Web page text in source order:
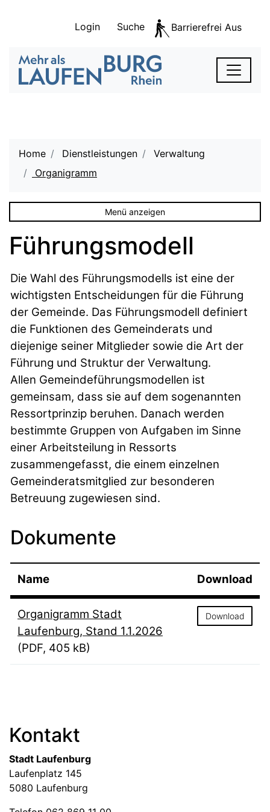
Direkt zum Stichwortverzeichnis
KopfzeileLogin Suche Barrierefrei Aus
Hauptnavigation
zur Startseite Laufenburg
Home Dienstleistungen
Verwaltung
Organigramm
Menü anzeigen
Führungsmodell
Die Wahl des Führungsmodells ist eine der
wichtigsten Entscheidungen für die Führung
der Gemeinde. Das Führungsmodell definiert
die Funktionen des Gemeinderats und
diejenige seiner Mitglieder sowie die Art der
Führung und Struktur der Verwaltung.
Allen Gemeindeführungsmodellen ist
gemeinsam, dass sie auf dem sogenannten
Ressortprinzip beruhen. Danach werden
bestimmte Gruppen von Aufgaben im Sinne
einer Arbeitsteilung in Ressorts
zusammengefasst, die einem einzelnen
Gemeinderatsmitglied zur besonderen
Betreuung zugewiesen sind.
Dokumente
Name Download
Organigramm Stadt
Laufenburg, Stand 1.1.2026
(PDF, 405 kB)
Download
Fussbereich
Kontakt
Stadt Laufenburg
Laufenplatz 145
5080 Laufenburg